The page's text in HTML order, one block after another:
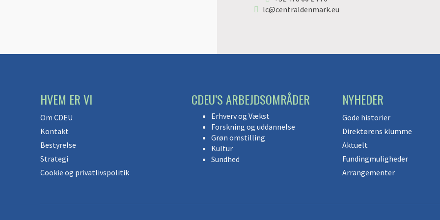
lc@centraldenmark.eu
HVEM ER VI
Om CDEU
Kontakt
Bestyrelse
Strategi
Cookie og privatlivspolitik
CDEU’S ARBEJDSOMRÅDER
Erhverv og Vækst
Forskning og uddannelse
Grøn omstilling
Kultur
Sundhed
NYHEDER
Gode historier
Direktørens klumme
Aktuelt
Fundingmuligheder
Arrangementer